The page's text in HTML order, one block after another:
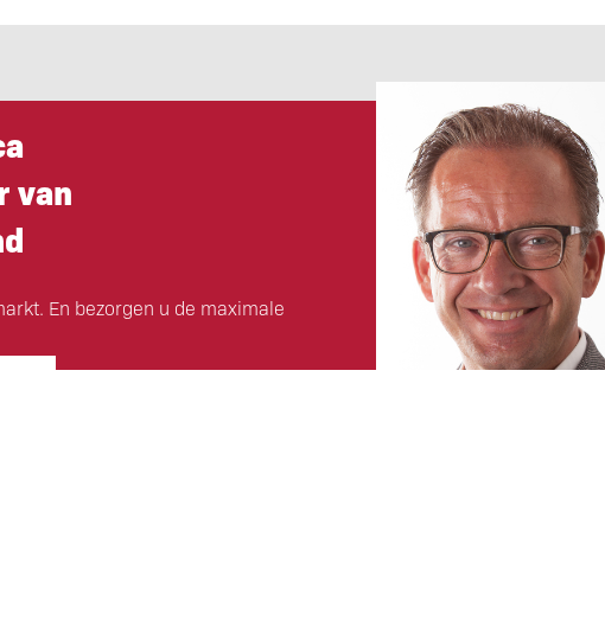
van
En bezorgen u de maximale